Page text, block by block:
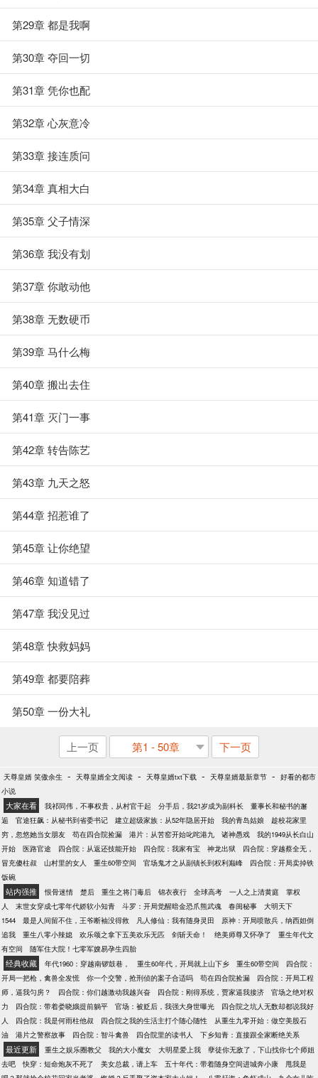
第29章 都是我啊
第30章 夺回一切
第31章 凭你也配
第32章 心灰意冷
第33章 接连质问
第34章 真相大白
第35章 父子情深
第36章 我没有划
第37章 你敢动他
第38章 无数硬币
第39章 马什么梅
第40章 搬出去住
第41章 灭门一事
第42章 转告陈艺
第43章 九天之怒
第44章 招惹谁了
第45章 让你绝望
第46章 知道错了
第47章 我没见过
第48章 快救妈妈
第49章 都要陪葬
第50章 一份大礼
上一页 第1 - 50章 下一页
天尊皇婿 笑傲余生 - 天尊皇婿全文阅读 - 天尊皇婿txt下载 - 天尊皇婿最新章节 - 好看的都市
小说
大家在看 我祁同伟，不事权贵，从村官干起 分手后，我21岁成为副科长
董事长和秘书的邂
逅
官途狂飙：从秘书到省委书记 建立超级家族：从52年隐居开始 我的青岛姑娘
趁校花家里
穷，忽悠她当女朋友
苟在四合院捡漏 港片：从苦窑开始叱咤港九 诸神愚戏
我的1949从长白山
开始
医路官途 四合院：从返还技能开始 四合院：我家有宝 神龙出狱
四合院：穿越蔡全无，
冒充傻柱叔
山村里的女人 重生60带空间 官场鬼才之从副镇长到权利巅峰
四合院：开局卖掉铁
饭碗
站内强推 恨骨迷情 楚后 重生之将门毒后 锦衣夜行 全球高考 一人之上清黄庭
掌权
人
末世女穿成七零年代娇软小知青 斗罗：开局觉醒暗金恐爪熊武魂 春闺秘事
大明天下
1544
最是人间留不住，王爷断袖没得救 凡人修仙：我有随身灵田
原神：开局喷散兵，纳西妲倒
追我
重生八零小辣媳 欢乐颂之拿下五美欢乐无匹 剑斩天命！ 绝美师尊又怀孕了
重生年代文
有空间
随军住大院！七零军嫂易孕生四胎
经典收藏 年代1960：穿越南锣鼓巷， 重生60年代，开局就上山下乡 重生60带空间
四合院：
开局一把枪，禽兽全发慌
你一个交警，抢刑侦的案子合适吗 苟在四合院捡漏
四合院：开局工程
师，逼我匀房？
四合院：你们越激动我越兴奋 四合院：刚得系统，贾家逼我接济
官场之绝对权
力
四合院：带着娄晓娥提前躺平 官场：被贬后，我强大身世曝光
四合院之坑人无数却都说我好
人
四合院：我是何雨柱他叔 四合院之我的生活主打个随心随性
从重生九零开始：做空美股石
油
港片之警察故事 四合院：智斗禽兽 四合院里的读书人 下乡知青：直接跟全家断绝关系
最近更新 重生之娱乐圈教父 我的大小魔女 大明星爱上我
孽徒你无敌了，下山找你七个师姐
去吧
快穿：短命炮灰不死了 美女总裁，请上车 五十年代：带着随身空间进城奔小康
甩我是